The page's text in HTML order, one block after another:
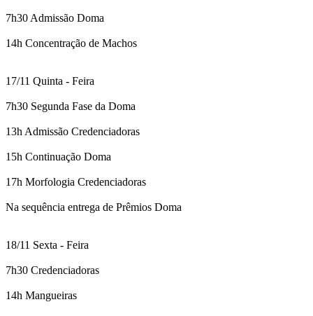
7h30 Admissão Doma
14h Concentração de Machos
17/11 Quinta - Feira
7h30 Segunda Fase da Doma
13h Admissão Credenciadoras
15h Continuação Doma
17h Morfologia Credenciadoras
Na sequência entrega de Prêmios Doma
18/11 Sexta - Feira
7h30 Credenciadoras
14h Mangueiras